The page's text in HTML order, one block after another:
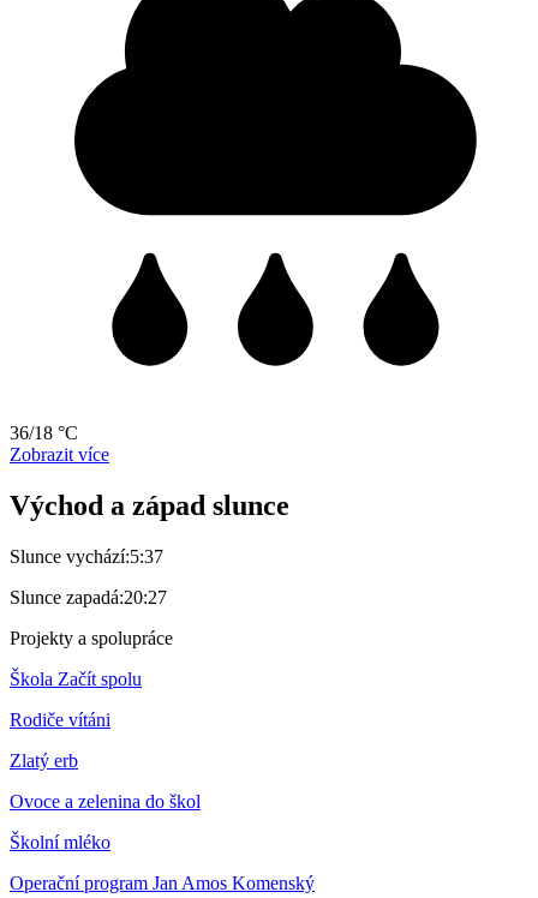
36/18 °C
Zobrazit více
Východ a západ slunce
Slunce vychází:5:37
Slunce zapadá:20:27
Projekty a spolupráce
Škola Začít spolu
Rodiče vítáni
Zlatý erb
Ovoce a zelenina do škol
Školní mléko
Operační program Jan Amos Komenský